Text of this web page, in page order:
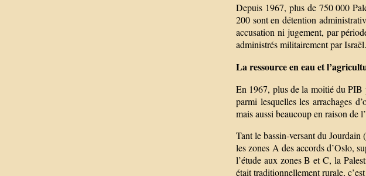
Depuis 1967, plus de 750 000
200 sont en détention
accusation ni jugement, par
administrés militairement par Israël.
La ressource en eau et
En 1967, plus de la moitié du PIB
parmi lesquelles les arrachages
mais aussi beaucoup en raison de
Tant le bassin-versant du
les zones A des accords d’Oslo,
l’étude aux zones B et C, la
était traditionnellement rurale,